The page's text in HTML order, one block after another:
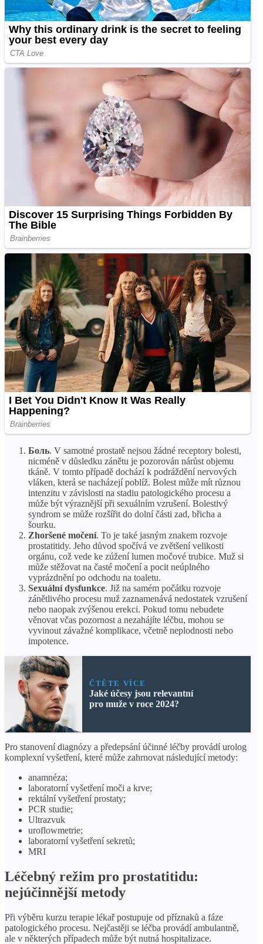
Боль. V samotné prostatě nejsou žádné receptory bolesti,
nicméně v důsledku zánětu je pozorován nárůst objemu
tkáně. V tomto případě dochází k podráždění nervových
vláken, která se nacházejí poblíž. Bolest může mít různou
intenzitu v závislosti na stadiu patologického procesu a
může být výraznější při sexuálním vzrušení. Bolestivý
syndrom se může rozšířit do dolní části zad, břicha a
šourku.
Zhoršené močení. To je také jasným znakem rozvoje
prostatitidy. Jeho důvod spočívá ve zvětšení velikosti
orgánu, což vede ke zúžení lumen močové trubice. Muž si
může stěžovat na časté močení a pocit neúplného
vyprázdnění po odchodu na toaletu.
Sexuální dysfunkce. Již na samém počátku rozvoje
zánětlivého procesu muž zaznamenává nedostatek vzrušení
nebo naopak zvýšenou erekci. Pokud tomu nebudete
věnovat včas pozornost a nezahájíte léčbu, mohou se
vyvinout závažné komplikace, včetně neplodnosti nebo
impotence.
ČTĚTE VÍCE
Jaké účesy jsou relevantní
pro muže v roce 2024?
Pro stanovení diagnózy a předepsání účinné léčby provádí urolog
komplexní vyšetření, které může zahrnovat následující metody:
anamnéza;
laboratorní vyšetření moči a krve;
rektální vyšetření prostaty;
PCR studie;
Ultrazvuk
uroflowmetrie;
laboratorní vyšetření sekretů;
MRI
Léčebný režim pro prostatitidu:
nejúčinnější metody
Při výběru kurzu terapie lékař postupuje od příznaků a fáze
patologického procesu. Nejčastěji se léčba provádí ambulantně,
ale v některých případech může být nutná hospitalizace.